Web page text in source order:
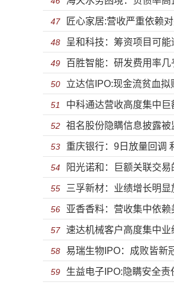
算？
面下降 子公司一地鸡毛偿债
同行
47 匠心家居:营收严重依赖
润倚重税收优惠贸易摩擦加
48 呈和科技：筹资项目可能
遮掩掩 第一大供应商为“一个
49 百胜智能：研发费用率几
低 IPO上市只为圈钱？
50 立达信IPO:现金流贫血拟
信披失真打脸多次违规违法
51 中科通达营收高度集中巨
存疑 应账账款飙升毛利率大
率畸高
52 祖名股份隐瞒信息披露被
行贿、关联交易全被翻出来
53 重庆银行：9日放量回调
稳
54 阳光诺和：巨额关联交
负债率远高于同行盈利能力
55 三孚新材：业绩增长明显
材料议价能力弱 现金流承压
补血
56 亚香香料：营收集中依赖
毛利断崖式下滑危机时刻高悬
57 速达机械客户高度集中业
下滑 关联交易复杂涉同业竞
58 易瑞生物IPO：成败皆新
产品销售受限 靠政府补助供
59 生益电子IPO:隐瞒安全责